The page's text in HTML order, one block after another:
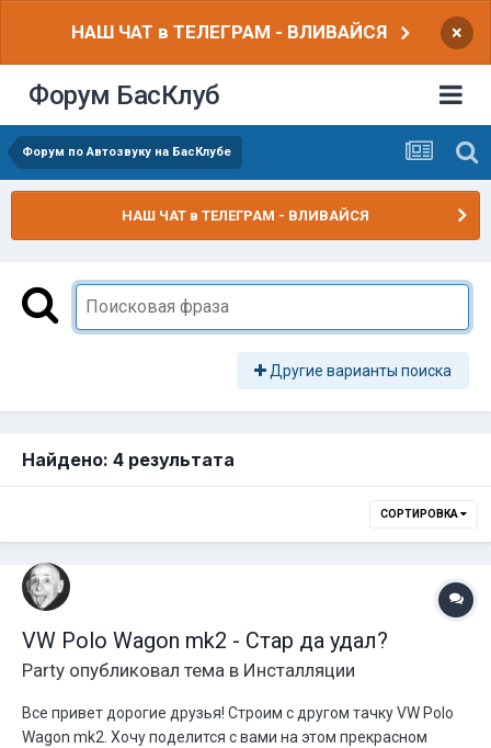
НАШ ЧАТ в ТЕЛЕГРАМ - ВЛИВАЙСЯ ×
Форум БасКлуб
Форум по Автозвуку на БасКлубе
НАШ ЧАТ в ТЕЛЕГРАМ - ВЛИВАЙСЯ
Другие варианты поиска
Найдено: 4 результата
СОРТИРОВКА
VW Polo Wagon mk2 - Стар да удал?
Party опубликовал тема в Инсталляции
Все привет дорогие друзья! Строим с другом тачку VW Polo
Wagon mk2. Хочу поделится с вами на этом прекрасном